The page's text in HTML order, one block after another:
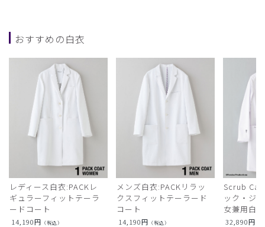
おすすめの白衣
レディース白衣:PACKレ
ギュラーフィットテーラ
ードコート
14,190円 （税込）
メンズ白衣:PACKリラッ
クスフィットテーラード
コート
14,190円 （税込）
Scrub
ック・ジ
女兼用白
32,890円